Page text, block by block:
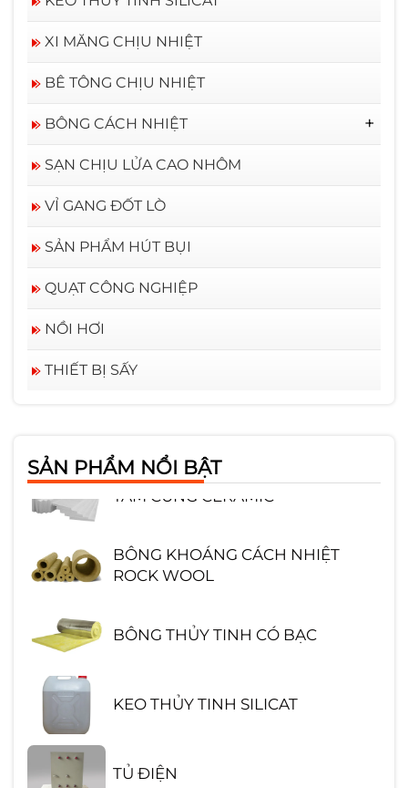
XI MĂNG CHỊU NHIỆT
BÊ TÔNG CHỊU NHIỆT
BÔNG CÁCH NHIỆT
BÔNG CERAMIC RỜI
SẠN CHỊU LỬA CAO NHÔM
VỈ GANG ĐỐT LÒ
SẢN PHẨM HÚT BỤI
QUẠT CÔNG NGHIỆP
NỒI HƠI
THIẾT BỊ SẤY
SẢN PHẨM NỔI BẬT
TẤM CỨNG CERAMIC
ROCK WOOL
BÔNG THỦY TINH CÓ BẠC
KEO THỦY TINH SILICAT
TỦ ĐIỆN